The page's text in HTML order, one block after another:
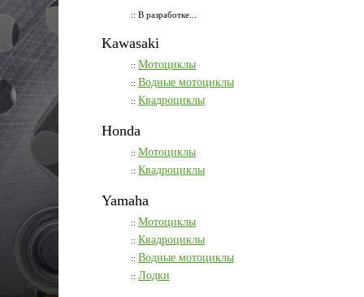
:: В разработке...
Kawasaki
:: Мотоциклы
:: Водные мотоциклы
:: Квадроциклы
Honda
:: Мотоциклы
:: Квадроциклы
Yamaha
:: Мотоциклы
:: Квадроциклы
:: Водные мотоциклы
:: Лодки